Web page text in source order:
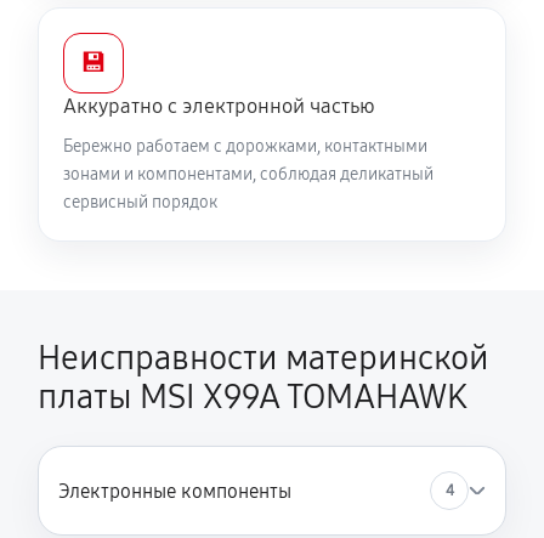
💾
Аккуратно с электронной частью
Бережно работаем с дорожками, контактными
зонами и компонентами, соблюдая деликатный
сервисный порядок
Неисправности материнской
платы MSI X99A TOMAHAWK
Электронные компоненты 4